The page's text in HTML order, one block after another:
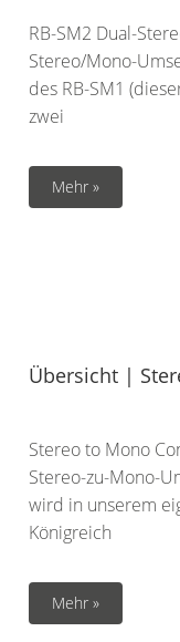
RB-SM2 Dual-
Stereo/Mono-
des RB-SM1
zwei
Mehr »
Übersicht |
Stereo to Mono
Stereo-zu-Mono-
wird in unserem
Königreich
Mehr »